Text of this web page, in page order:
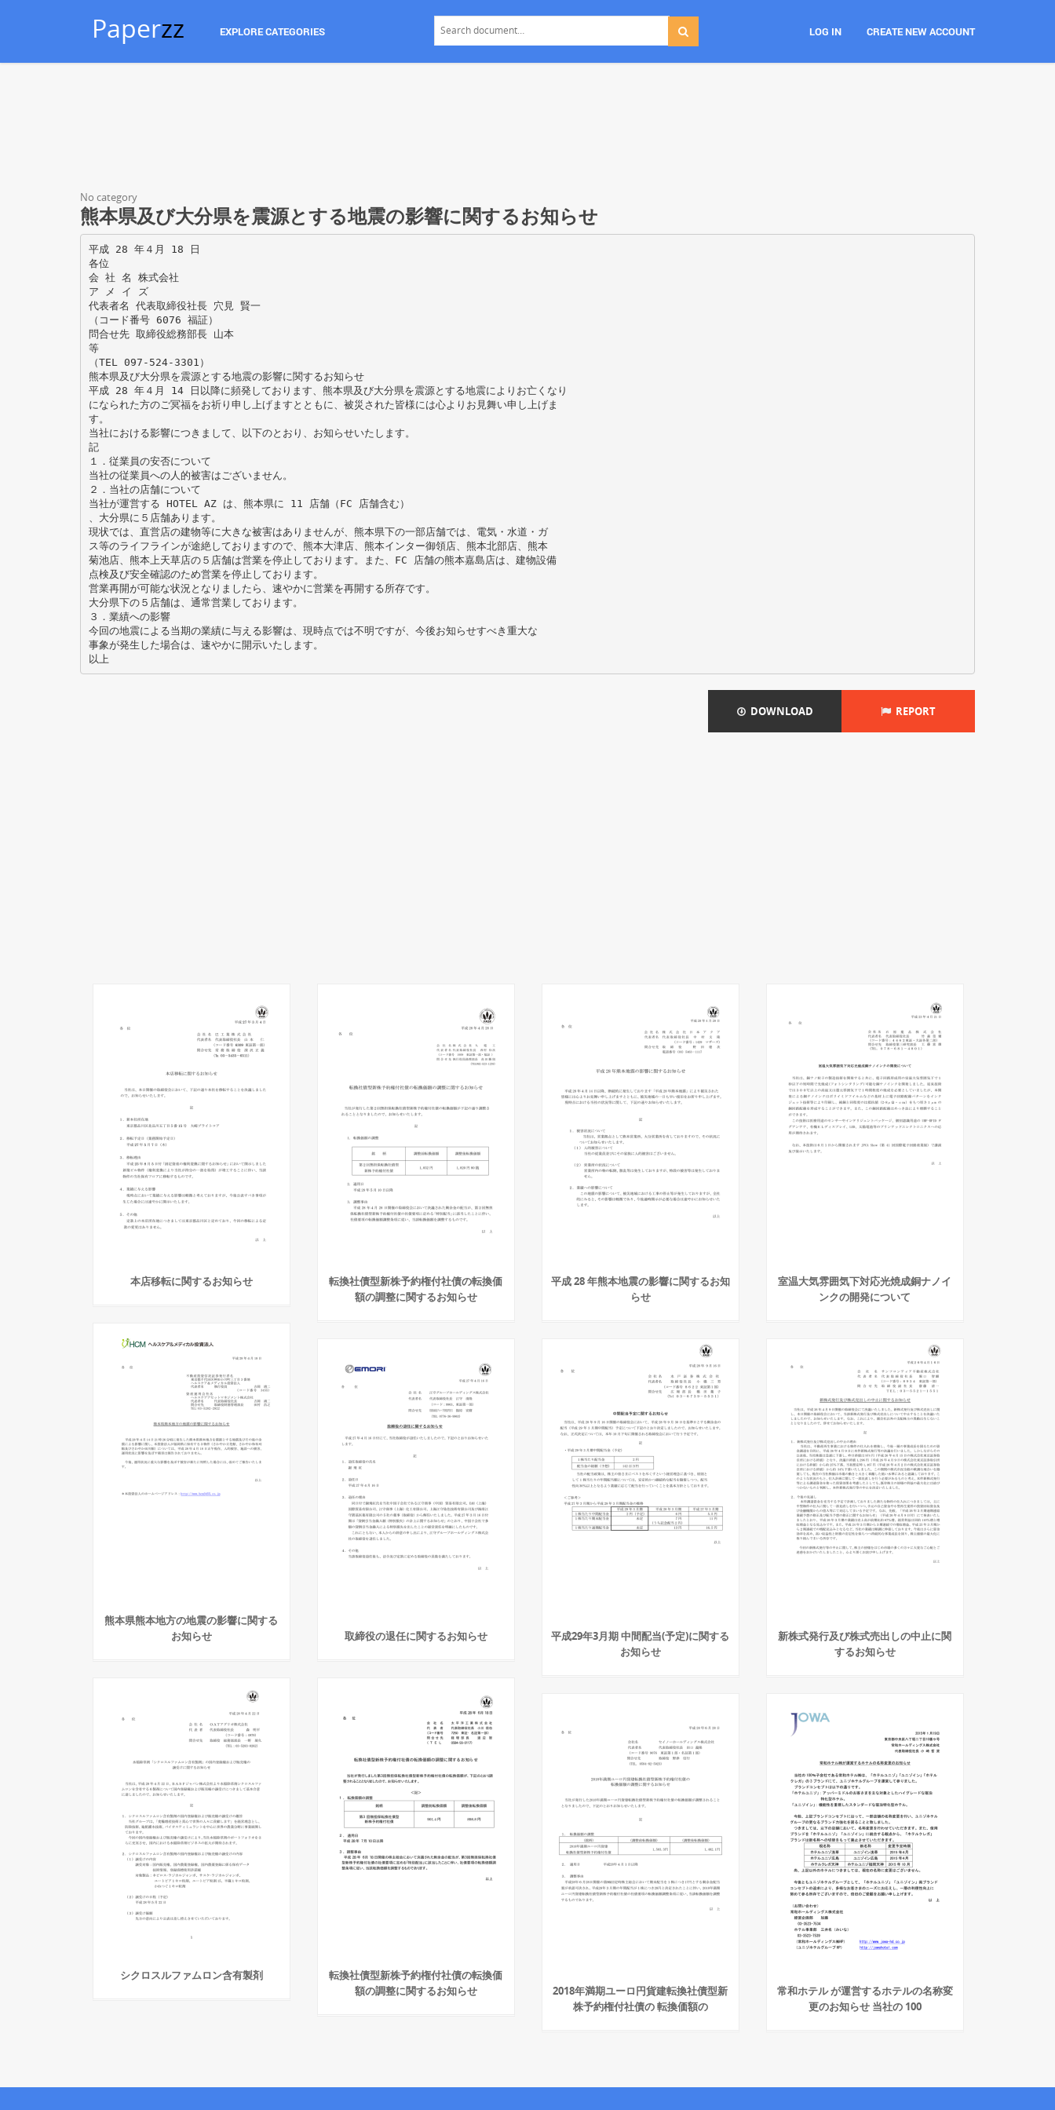
Paperzz EXPLORE CATEGORIES LOG IN CREATE NEW ACCOUNT
No category
熊本県及び大分県を震源とする地震の影響に関するお知らせ
平成 28 年４月 18 日
各位
会 社 名 株式会社
ア メ イ ズ
代表者名 代表取締役社長 穴見 賢一
（コード番号 6076 福証）
問合せ先 取締役総務部長 山本
等
（TEL 097-524-3301）
熊本県及び大分県を震源とする地震の影響に関するお知らせ
平成 28 年４月 14 日以降に頻発しております、熊本県及び大分県を震源とする地震によりお亡くなり
になられた方のご冥福をお祈り申し上げますとともに、被災された皆様には心よりお見舞い申し上げま
す。
当社における影響につきまして、以下のとおり、お知らせいたします。
記
１．従業員の安否について
当社の従業員への人的被害はございません。
２．当社の店舗について
当社が運営する HOTEL AZ は、熊本県に 11 店舗（FC 店舗含む）
、大分県に５店舗あります。
現状では、直営店の建物等に大きな被害はありませんが、熊本県下の一部店舗では、電気・水道・ガ
ス等のライフラインが途絶しておりますので、熊本大津店、熊本インター御領店、熊本北部店、熊本
菊池店、熊本上天草店の５店舗は営業を停止しております。また、FC 店舗の熊本嘉島店は、建物設備
点検及び安全確認のため営業を停止しております。
営業再開が可能な状況となりましたら、速やかに営業を再開する所存です。
大分県下の５店舗は、通常営業しております。
３．業績への影響
今回の地震による当期の業績に与える影響は、現時点では不明ですが、今後お知らせすべき重大な
事象が発生した場合は、速やかに開示いたします。
DOWNLOAD REPORT
本店移転に関するお知らせ
転換社債型新株予約権付社債の転換価
額の調整に関するお知らせ
平成 28 年熊本地震の影響に関するお知
らせ
室温大気雰囲気下対応光焼成銅ナノイ
ンクの開発について
熊本県熊本地方の地震の影響に関する
お知らせ
取締役の退任に関するお知らせ
平成29年3月期 中間配当(予定)に関する
お知らせ
新株式発行及び株式売出しの中止に関
するお知らせ
シクロスルファムロン含有製剤
転換社債型新株予約権付社債の転換価
額の調整に関するお知らせ
2018年満期ユーロ円貨建転換社債型新
株予約権付社債の 転換価額の
常和ホテル が運営するホテルの名称変
更のお知らせ 当社の 100